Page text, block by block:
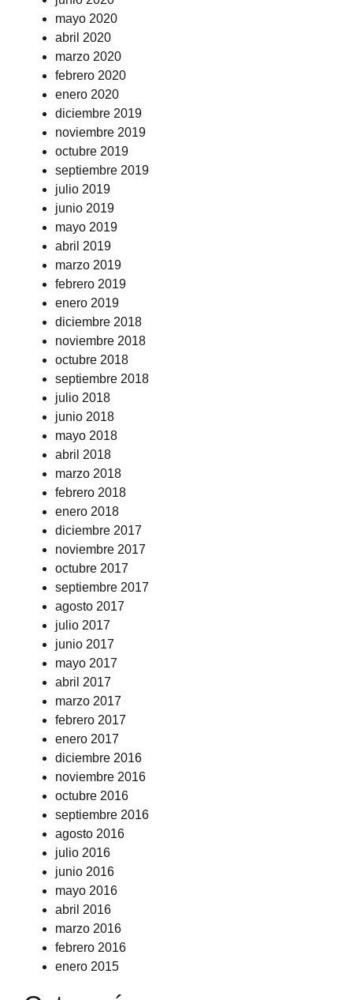
mayo 2020
abril 2020
marzo 2020
febrero 2020
enero 2020
diciembre 2019
noviembre 2019
octubre 2019
septiembre 2019
julio 2019
junio 2019
mayo 2019
abril 2019
marzo 2019
febrero 2019
enero 2019
diciembre 2018
noviembre 2018
octubre 2018
septiembre 2018
julio 2018
junio 2018
mayo 2018
abril 2018
marzo 2018
febrero 2018
enero 2018
diciembre 2017
noviembre 2017
octubre 2017
septiembre 2017
agosto 2017
julio 2017
junio 2017
mayo 2017
abril 2017
marzo 2017
febrero 2017
enero 2017
diciembre 2016
noviembre 2016
octubre 2016
septiembre 2016
agosto 2016
julio 2016
junio 2016
mayo 2016
abril 2016
marzo 2016
febrero 2016
enero 2015